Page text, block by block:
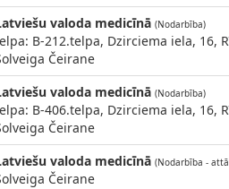
valoda medicīnā (Nodarbība)
B-212.telpa, Dzirciema iela, 16,
Čeirane
valoda medicīnā (Nodarbība)
B-406.telpa, Dzirciema iela, 16,
Čeirane
valoda medicīnā (Nodarbība -
Čeirane